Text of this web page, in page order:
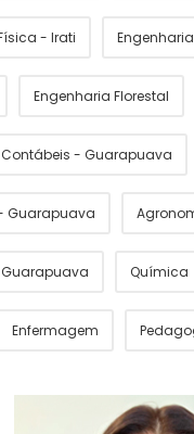
- Irati
Engenharia Florestal
- Guarapuava
Guarapuava
Química
Enfermagem